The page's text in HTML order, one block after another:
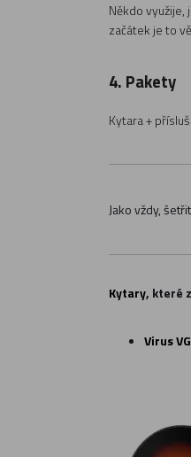
Někdo
začátek je to
4. Pakety
Kytara +
Jako vždy,
Kytary, které
Virus